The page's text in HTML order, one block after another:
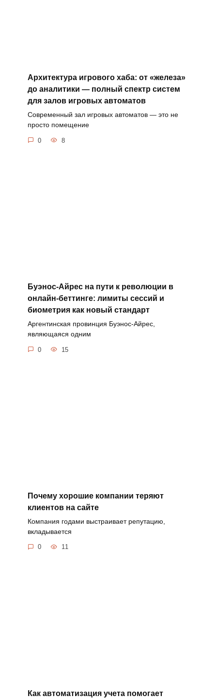
Архитектура игрового хаба: от «железа»
до аналитики — полный спектр систем
для залов игровых автоматов
Современный зал игровых автоматов — это не
просто помещение
0 8
Буэнос-Айрес на пути к революции в
онлайн-беттинге: лимиты сессий и
биометрия как новый стандарт
Аргентинская провинция Буэнос-Айрес,
являющаяся одним
0 15
Почему хорошие компании теряют
клиентов на сайте
Компания годами выстраивает репутацию,
вкладывается
0 11
Как автоматизация учета помогает